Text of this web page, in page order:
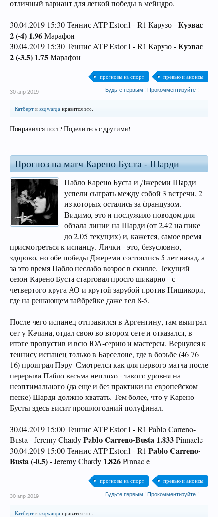
отличный вариант для легкой победы в мейндро.
30.04.2019 15:30 Теннис ATP Estoril - R1 Карузо -Куэвас
2 (-4) 1.96Марафон
30.04.2019 15:30 Теннис ATP Estoril - R1 Карузо -Куэвас
2 (-3.5) 1.75Марафон
прогнозы на спорт превью и анонсы
Будьте первым ! Прокомментируйте !
30 апр 2019
Катберт и szqwarqa нравится это.
Понравился пост? Поделитесь с другими!
Прогноз на матч Карено Буста - Шарди
Пабло Карено Буста и Джереми Шарди
успели сыграть между собой 3 встречи, 2
из которых остались за французом.
Видимо, это и послужило поводом для
обвала линии на Шарди (от 2.42 на пике
до 2.05 текущих) и, кажется, самое время
присмотреться к испанцу. Лички - это, безусловно,
здорово, но обе победы Джереми состоялись 5 лет назад, а
за это время Пабло неслабо возрос в скилле. Текущий
сезон Карено Буста стартовал просто шикарно - с
четвертого круга АО и крутой зарубой против Нишикори,
где на решающем тайбрейке даже вел 8-5.
После чего испанец отправился в Аргентину, там выиграл
сет у Качина, отдал свою во втором сете и отказался, в
итоге пропустив и всю ЮА-серию и мастерсы. Вернулся к
теннису испанец только в Барселоне, где в борьбе (46 76
16) проиграл Пэру. Смотрелся как для первого матча после
перерыва Пабло весьма неплохо - такого уровня на
неоптимального (да еще и без практики на европейском
песке) Шарди должно хватать. Тем более, что у Карено
Бусты здесь висит прошлогодний полуфинал.
30.04.2019 15:00 Теннис ATP Estoril - R1 Pablo Carreno-
Busta - Jeremy ChardyPablo Carreno-Busta 1.833Pinnacle
30.04.2019 15:00 Теннис ATP Estoril - R1 Pablo Carreno-
Busta (-0.5)- Jeremy Chardy 1.826Pinnacle
прогнозы на спорт превью и анонсы
Будьте первым ! Прокомментируйте !
30 апр 2019
Катберт и szqwarqa нравится это.